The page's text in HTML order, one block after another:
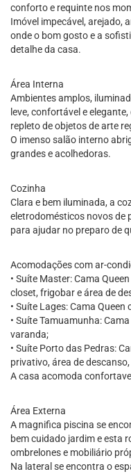
conforto e requinte nos
Imóvel impecável, arejado,
onde o bom gosto e a
detalhe da casa.
Área Interna
Ambientes amplos,
leve, confortável e
repleto de objetos de arte
O imenso salão interno
grandes e acolhedoras.
Cozinha
Clara e bem iluminada, a
eletrodomésticos novos de
para ajudar no preparo de
Acomodações com ar-
• Suíte Master: Cama
closet, frigobar e área de
• Suíte Lages: Cama
• Suíte Tamuamunha:
varanda;
• Suíte Porto das Pedras:
privativo, área de
A casa acomoda
Área Externa
A magnifica piscina se
bem cuidado jardim e esta
ombrelones e mobiliário
Na lateral se encontra o